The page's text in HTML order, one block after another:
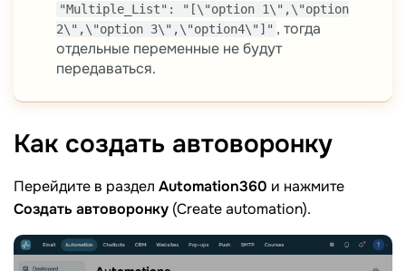
"Multiple_List": "[\"option 1\",\"option
2\",\"option 3\",\"option4\"]" , тогда
отдельные переменные не будут
передаваться.
Как создать автоворонку
Перейдите в раздел Automation360 и нажмите
Создать автоворонку (Create automation).